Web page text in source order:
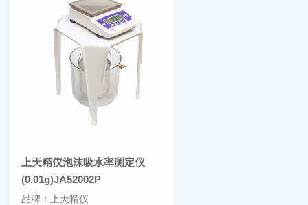
上天精仪泡沫吸水率测定仪
(0.01g)JA52002P
品牌：上天精仪